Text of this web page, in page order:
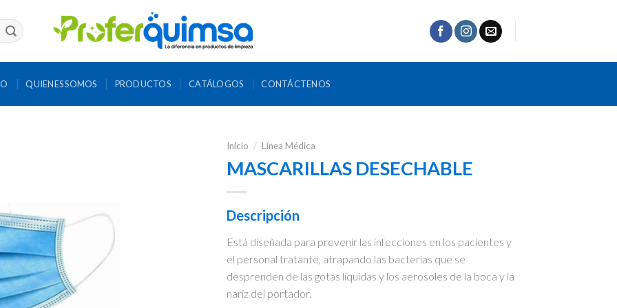
QUIENES SOMOS PRODUCTOS CATÁLOGOS CONTÁCTENOS
Inicio / Línea Médica
MASCARILLAS DESECHABLE
Descripción
Está diseñada para prevenir las infecciones en los pacientes y
el personal tratante, atrapando las bacterias que se
desprenden de las gotas líquidas y los aerosoles de la boca y la
nariz del portador.